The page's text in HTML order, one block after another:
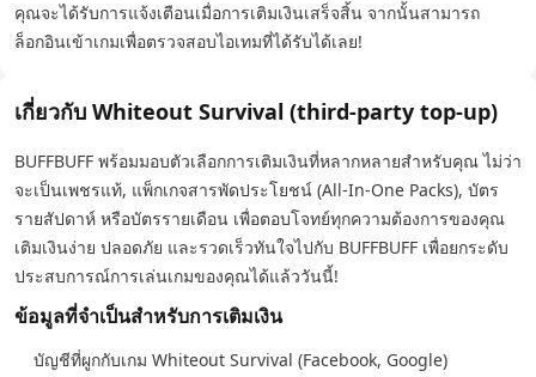
คุณจะได้รับการแจ้งเตือนเมื่อการเติมเงินเสร็จสิ้น จากนั้นสามารถ
ล็อกอินเข้าเกมเพื่อตรวจสอบไอเทมที่ได้รับได้เลย!
เกี่ยวกับ Whiteout Survival (third-party top-up)
BUFFBUFF พร้อมมอบตัวเลือกการเติมเงินที่หลากหลายสำหรับคุณ ไม่ว่า
จะเป็นเพชรแท้, แพ็กเกจสารพัดประโยชน์ (All-In-One Packs), บัตร
รายสัปดาห์ หรือบัตรรายเดือน เพื่อตอบโจทย์ทุกความต้องการของคุณ
เติมเงินง่าย ปลอดภัย และรวดเร็วทันใจไปกับ BUFFBUFF เพื่อยกระดับ
ประสบการณ์การเล่นเกมของคุณได้แล้ววันนี้!
ข้อมูลที่จำเป็นสำหรับการเติมเงิน
บัญชีที่ผูกกับเกม Whiteout Survival (Facebook, Google)